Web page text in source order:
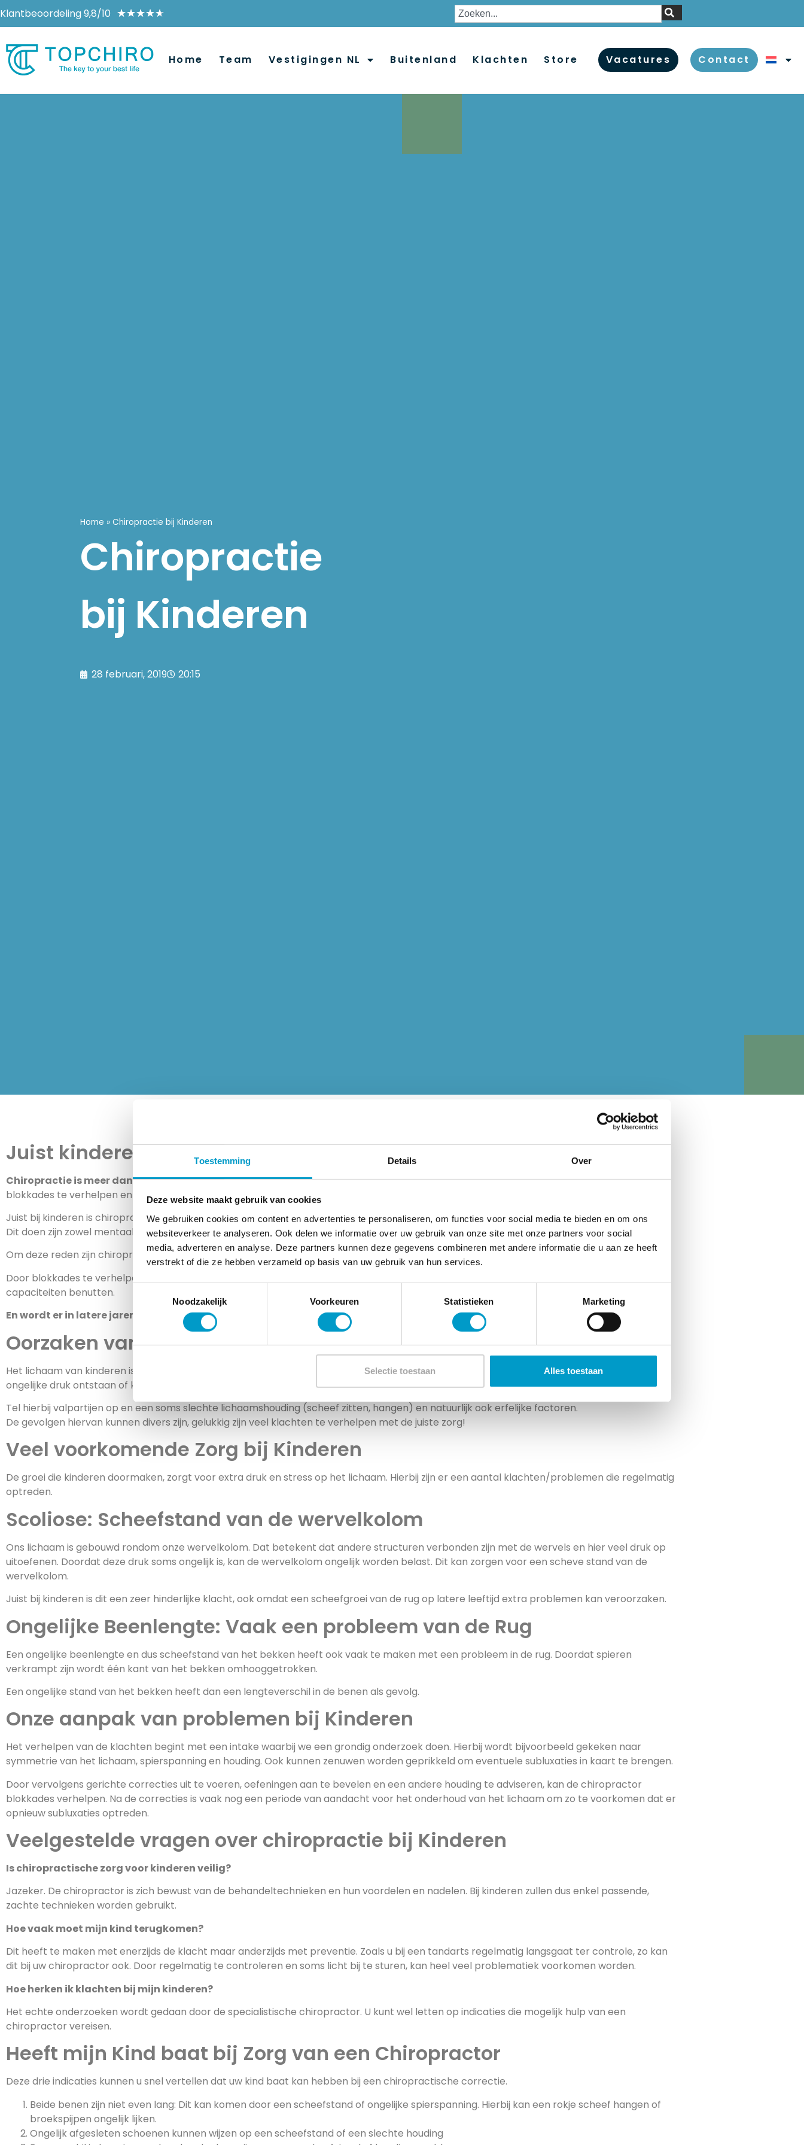
Toestemming Details Over
Deze website maakt gebruik van cookies
We gebruiken cookies om content en advertenties te personaliseren, om functies voor social media te bieden en om ons
websiteverkeer te analyseren. Ook delen we informatie over uw gebruik van onze site met onze partners voor social
media, adverteren en analyse. Deze partners kunnen deze gegevens combineren met andere informatie die u aan ze heeft
verstrekt of die ze hebben verzameld op basis van uw gebruik van hun services.
Noodzakelijk
Voorkeuren Statistieken Marketing
Selectie toestaan Alles toestaan
Klantbeoordeling 9,8/10 ★★★★★
Home Team Vestigingen NL Buitenland Klachten Store Vacatures Contact
Home »Chiropractie bij Kinderen
Chiropractie
bij Kinderen
28 februari, 2019 20:15
Juist kinderen hebben baat bij Chiropractie
Chiropractie is meer dan het behandelen van klachten.Chiropractie is het bevorderen van de natuurlijke kracht van het lichaam door
blokkades te verhelpen en het lichaam op de juiste wijze te stimuleren.
Juist bij kinderen is chiropractie daarom enorm belangrijk. Kinderen zijn in de groei en zijn daarom bezig de basis te leggen voor hun toekomst.
Dit doen zijn zowel mentaal als fysiek. Blokkades zoals subluxaties of scheefstanden kunnen nog jaren later invloed hebben.
Om deze reden zijn chiropractoren extra betrokken bij de gezondheid van kinderen.
Door blokkades te verhelpen en het lichaam optimaal te laten functioneren, kunnen kinderen zowel lichamelijk als geestelijk hun volle
capaciteiten benutten.
En wordt er in latere jaren op een stabiel platform gebouwd.
Oorzaken van klachten bij Kinderen
Het lichaam van kinderen is volop in ontwikkeling. Spieren, botten en ander structuren wisselen groeispurten met elkaar af. Hierdoor kan er
ongelijke druk ontstaan of kunnen lichaamsdelen scheef worden getrokken.
Tel hierbij valpartijen op en een soms slechte lichaamshouding (scheef zitten, hangen) en natuurlijk ook erfelijke factoren.
De gevolgen hiervan kunnen divers zijn, gelukkig zijn veel klachten te verhelpen met de juiste zorg!
Veel voorkomende Zorg bij Kinderen
De groei die kinderen doormaken, zorgt voor extra druk en stress op het lichaam. Hierbij zijn er een aantal klachten/problemen die regelmatig
optreden.
Scoliose: Scheefstand van de wervelkolom
Ons lichaam is gebouwd rondom onze wervelkolom. Dat betekent dat andere structuren verbonden zijn met de wervels en hier veel druk op
uitoefenen. Doordat deze druk soms ongelijk is, kan de wervelkolom ongelijk worden belast. Dit kan zorgen voor een scheve stand van de
wervelkolom.
Juist bij kinderen is dit een zeer hinderlijke klacht, ook omdat een scheefgroei van de rug op latere leeftijd extra problemen kan veroorzaken.
Ongelijke Beenlengte: Vaak een probleem van de Rug
Een ongelijke beenlengte en dus scheefstand van het bekken heeft ook vaak te maken met een probleem in de rug. Doordat spieren
verkrampt zijn wordt één kant van het bekken omhooggetrokken.
Een ongelijke stand van het bekken heeft dan een lengteverschil in de benen als gevolg.
Onze aanpak van problemen bij Kinderen
Het verhelpen van de klachten begint met een intake waarbij we een grondig onderzoek doen. Hierbij wordt bijvoorbeeld gekeken naar
symmetrie van het lichaam, spierspanning en houding. Ook kunnen zenuwen worden geprikkeld om eventuele subluxaties in kaart te brengen.
Door vervolgens gerichte correcties uit te voeren, oefeningen aan te bevelen en een andere houding te adviseren, kan de chiropractor
blokkades verhelpen. Na de correcties is vaak nog een periode van aandacht voor het onderhoud van het lichaam om zo te voorkomen dat er
opnieuw subluxaties optreden.
Veelgestelde vragen over chiropractie bij Kinderen
Is chiropractische zorg voor kinderen veilig?
Jazeker. De chiropractor is zich bewust van de behandeltechnieken en hun voordelen en nadelen. Bij kinderen zullen dus enkel passende,
zachte technieken worden gebruikt.
Hoe vaak moet mijn kind terugkomen?
Dit heeft te maken met enerzijds de klacht maar anderzijds met preventie. Zoals u bij een tandarts regelmatig langsgaat ter controle, zo kan
dit bij uw chiropractor ook. Door regelmatig te controleren en soms licht bij te sturen, kan heel veel problematiek voorkomen worden.
Hoe herken ik klachten bij mijn kinderen?
Het echte onderzoeken wordt gedaan door de specialistische chiropractor. U kunt wel letten op indicaties die mogelijk hulp van een
chiropractor vereisen.
Heeft mijn Kind baat bij Zorg van een Chiropractor
Deze drie indicaties kunnen u snel vertellen dat uw kind baat kan hebben bij een chiropractische correctie.
Beide benen zijn niet even lang: Dit kan komen door een scheefstand of ongelijke spierspanning. Hierbij kan een rokje scheef hangen of
broekspijpen ongelijk lijken.
Ongelijk afgesleten schoenen kunnen wijzen op een scheefstand of een slechte houding